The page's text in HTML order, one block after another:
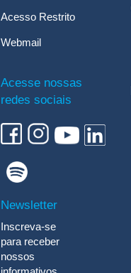
Acesso Restrito
Webmail
Acesse nossas
redes sociais
Newsletter
Inscreva-se
para receber
nossos